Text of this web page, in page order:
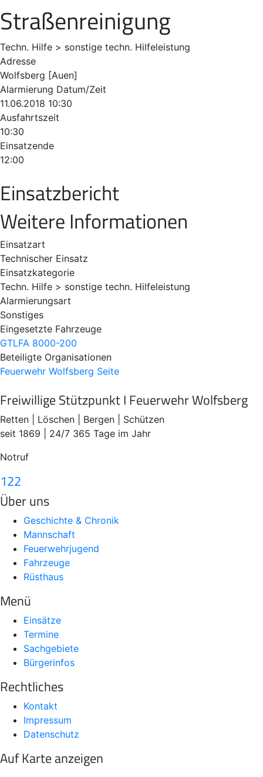
Straßenreinigung
Techn. Hilfe > sonstige techn. Hilfeleistung
Adresse
Wolfsberg [Auen]
Alarmierung Datum/Zeit
11.06.2018 10:30
Ausfahrtszeit
10:30
Einsatzende
12:00
Einsatzbericht
Weitere Informationen
Einsatzart
Technischer Einsatz
Einsatzkategorie
Techn. Hilfe > sonstige techn. Hilfeleistung
Alarmierungsart
Sonstiges
Eingesetzte Fahrzeuge
GTLFA 8000-200
Beteiligte Organisationen
Feuerwehr Wolfsberg Seite
Freiwillige Stützpunkt I Feuerwehr Wolfsberg
Retten | Löschen | Bergen | Schützen
seit 1869 | 24/7 365 Tage im Jahr
Notruf
122
Über uns
Geschichte & Chronik
Mannschaft
Feuerwehrjugend
Fahrzeuge
Rüsthaus
Menü
Einsätze
Termine
Sachgebiete
Bürgerinfos
Rechtliches
Kontakt
Impressum
Datenschutz
Auf Karte anzeigen